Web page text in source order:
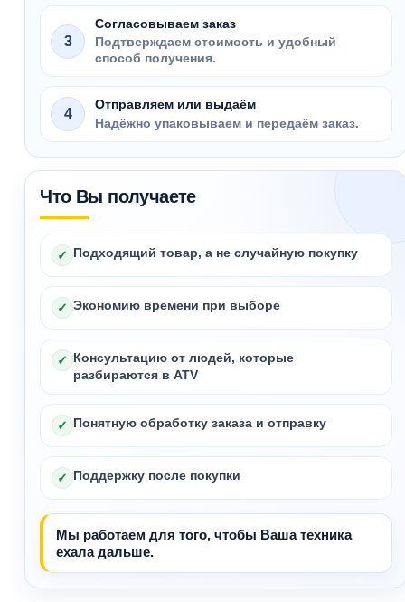
3
Согласовываем заказ
Подтверждаем стоимость и удобный
способ получения.
4
Отправляем или выдаём
Надёжно упаковываем и передаём заказ.
Что Вы получаете
✓ Подходящий товар, а не случайную покупку
✓ Экономию времени при выборе
✓ Консультацию от людей, которые
разбираются в ATV
✓ Понятную обработку заказа и отправку
✓ Поддержку после покупки
Мы работаем для того, чтобы Ваша техника
ехала дальше.